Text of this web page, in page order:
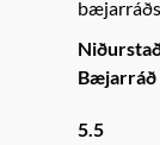
Bæjarráð
5.5